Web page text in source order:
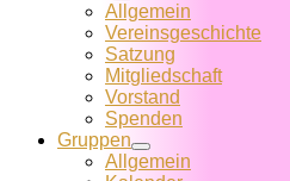
Allgemein
Vereins­geschichte
Satzung
Mitglied­schaft
Vorstand
Spenden
Gruppen
Allgemein